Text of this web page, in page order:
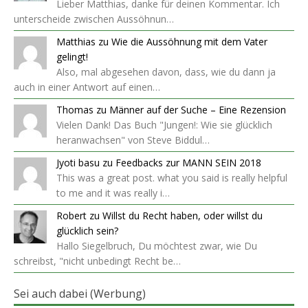
Lieber Matthias, danke für deinen Kommentar. Ich
unterscheide zwischen Aussöhnun…
Matthias zu Wie die Aussöhnung mit dem Vater
gelingt!
Also, mal abgesehen davon, dass, wie du dann ja
auch in einer Antwort auf einen…
Thomas zu Männer auf der Suche – Eine Rezension
Vielen Dank! Das Buch "Jungen!: Wie sie glücklich
heranwachsen" von Steve Biddul…
Jyoti basu zu Feedbacks zur MANN SEIN 2018
This was a great post. what you said is really helpful
to me and it was really i…
Robert zu Willst du Recht haben, oder willst du
glücklich sein?
Hallo Siegelbruch, Du möchtest zwar, wie Du
schreibst, "nicht unbedingt Recht be…
Sei auch dabei (Werbung)